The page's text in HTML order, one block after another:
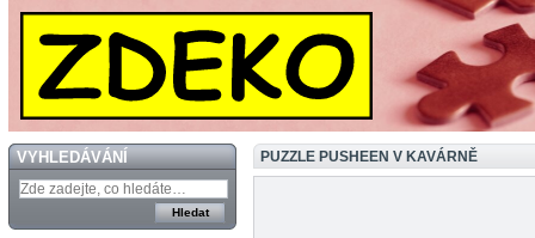
VYHLEDÁVÁNÍ PUZZLE PUSHEEN V KAVÁRNĚ